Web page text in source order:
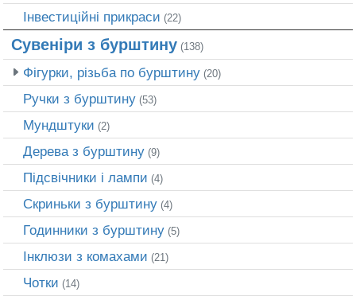
Інвестиційні прикраси (22)
Сувеніри з бурштину (138)
Фігурки, різьба по бурштину (20)
Ручки з бурштину (53)
Мундштуки (2)
Дерева з бурштину (9)
Підсвічники і лампи (4)
Скриньки з бурштину (4)
Годинники з бурштину (5)
Інклюзи з комахами (21)
Чотки (14)